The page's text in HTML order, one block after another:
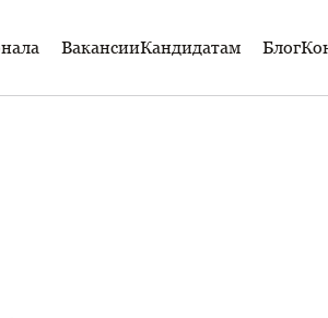
ВакансииКандидатам Блог